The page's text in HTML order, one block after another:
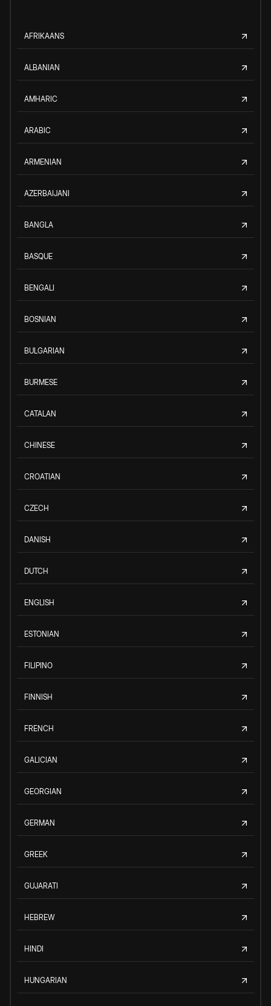
AFRIKAANS
ALBANIAN
AMHARIC
ARABIC
ARMENIAN
AZERBAIJANI
BANGLA
BASQUE
BENGALI
BOSNIAN
BULGARIAN
BURMESE
CATALAN
CHINESE
CROATIAN
CZECH
DANISH
DUTCH
ENGLISH
ESTONIAN
FILIPINO
FINNISH
FRENCH
GALICIAN
GEORGIAN
GERMAN
GREEK
GUJARATI
HEBREW
HINDI
HUNGARIAN